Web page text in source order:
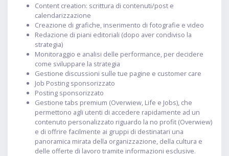
Content creation: scrittura di contenuti/post e
calendarizzazione
Creazione di grafiche, inserimento di fotografie e video
Redazione di piani editoriali (dopo aver condiviso la
strategia)
Monitoraggio e analisi delle performance, per decidere
come sviluppare la strategia
Gestione discussioni sulle tue pagine e customer care
Job Posting sponsorizzato
Posting sponsorizzato
Gestione tabs premium (Overwiew, Life e Jobs), che
permettono agli utenti di accedere rapidamente ad un
contenuto personalizzato riguardo la no profit (Overwiew)
e di offrire facilmente ai gruppi di destinatari una
panoramica mirata della organizzazione, della cultura e
delle offerte di lavoro tramite informazioni esclusive.